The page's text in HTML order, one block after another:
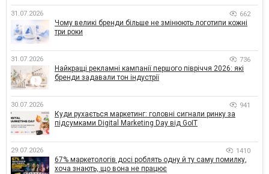
31.07.2026 662
Чому великі бренди більше не змінюють логотипи кожні
три роки
31.07.2026 736
Найкращі рекламні кампанії першого півріччя 2026: які
бренди задавали тон індустрії
30.07.2026 941
Куди рухається маркетинг: головні сигнали ринку за
підсумками Digital Marketing Day від GoIT
29.07.2026 1410
67% маркетологів досі роблять одну й ту саму помилку,
хоча знають, що вона не працює